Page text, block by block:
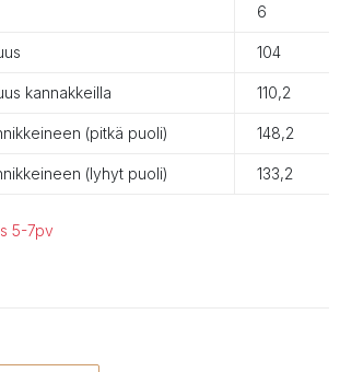
6
104
kannakkeilla 110,2
(pitkä puoli) 148,2
(lyhyt puoli) 133,2
5-7pv